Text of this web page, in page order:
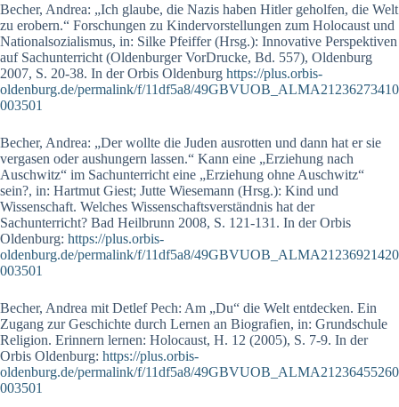
Becher, Andrea: „Ich glaube, die Nazis haben Hitler geholfen, die Welt
zu erobern.“ Forschungen zu Kindervorstellungen zum Holocaust und
Nationalsozialismus, in: Silke Pfeiffer (Hrsg.): Innovative Perspektiven
auf Sachunterricht (Oldenburger VorDrucke, Bd. 557), Oldenburg
2007, S. 20-38. In der Orbis Oldenburg https://plus.orbis-
oldenburg.de/permalink/f/11df5a8/49GBVUOB_ALMA21236273410
003501
Becher, Andrea: „Der wollte die Juden ausrotten und dann hat er sie
vergasen oder aushungern lassen.“ Kann eine „Erziehung nach
Auschwitz“ im Sachunterricht eine „Erziehung ohne Auschwitz“
sein?, in: Hartmut Giest; Jutte Wiesemann (Hrsg.): Kind und
Wissenschaft. Welches Wissenschaftsverständnis hat der
Sachunterricht? Bad Heilbrunn 2008, S. 121-131. In der Orbis
Oldenburg: https://plus.orbis-
oldenburg.de/permalink/f/11df5a8/49GBVUOB_ALMA21236921420
003501
Becher, Andrea mit Detlef Pech: Am „Du“ die Welt entdecken. Ein
Zugang zur Geschichte durch Lernen an Biografien, in: Grundschule
Religion. Erinnern lernen: Holocaust, H. 12 (2005), S. 7-9. In der
Orbis Oldenburg: https://plus.orbis-
oldenburg.de/permalink/f/11df5a8/49GBVUOB_ALMA21236455260
003501